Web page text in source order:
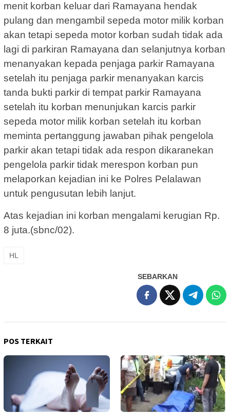
menit korban keluar dari Ramayana hendak
pulang dan mengambil sepeda motor milik korban
akan tetapi sepeda motor korban sudah tidak ada
lagi di parkiran Ramayana dan selanjutnya korban
menanyakan kepada penjaga parkir Ramayana
setelah itu penjaga parkir menanyakan karcis
tanda bukti parkir di tempat parkir Ramayana
setelah itu korban menunjukan karcis parkir
sepeda motor milik korban setelah itu korban
meminta pertanggung jawaban pihak pengelola
parkir akan tetapi tidak ada respon dikaranekan
pengelola parkir tidak merespon korban pun
melaporkan kejadian ini ke Polres Pelalawan
untuk pengusutan lebih lanjut.
Atas kejadian ini korban mengalami kerugian Rp.
8 juta.(sbnc/02).
HL
SEBARKAN
POS TERKAIT